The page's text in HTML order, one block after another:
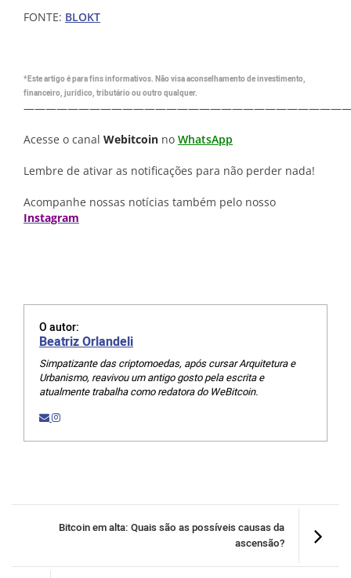
FONTE: BLOKT
*Este artigo é para fins informativos. Não visa aconselhamento de investimento,
financeiro, jurídico, tributário ou outro qualquer.
Acesse o canal Webitcoin no WhatsApp
Lembre de ativar as notificações para não perder nada!
Acompanhe nossas notícias também pelo nosso
Instagram
O autor:
Beatriz Orlandeli
Simpatizante das criptomoedas, após cursar Arquitetura e
Urbanismo, reavivou um antigo gosto pela escrita e
atualmente trabalha como redatora do WeBitcoin.
Bitcoin em alta: Quais são as possíveis causas da
ascensão?